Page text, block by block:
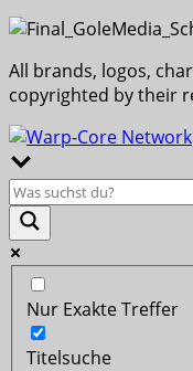
All brands, logos,
copyrighted by their
Nur Exakte Treffer
Titelsuche